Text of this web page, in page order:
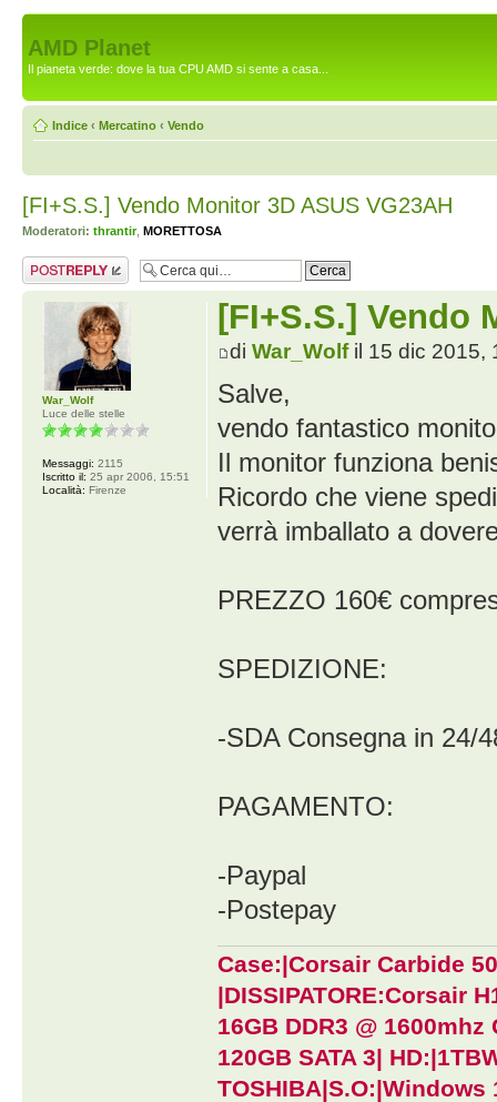
AMD Planet
Il pianeta verde: dove la tua CPU AMD si sente a casa...
Indice ‹ Mercatino ‹ Vendo
[FI+S.S.] Vendo Monitor 3D ASUS VG23AH
Moderatori: thrantir, MORETTOSA
Rispondi al
messaggio
[FI+S.S.] Vendo
di War_Wolfil 15 dic 2015,
Salve,
vendo fantastico
Il monitor funziona
Ricordo che viene
verrà imballato a
PREZZO 160€
SPEDIZIONE:
-SDA Consegna in 24/
PAGAMENTO:
-Paypal
-Postepay
Case:|Corsair Carbide
|DISSIPATORE:Corsair
16GB DDR3 @
120GB SATA 3|
TOSHIBA|S.O:|Windows
War_Wolf
Luce delle stelle
Messaggi: 2115
Iscritto il: 25 apr 2006, 15:51
Località: Firenze